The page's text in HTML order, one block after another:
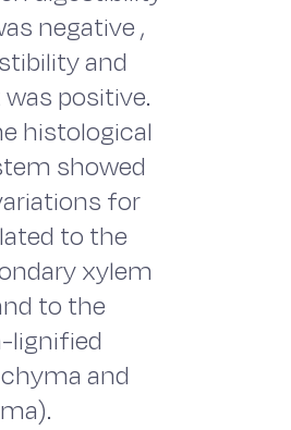
negative ,
and
positive.
histological
showed
for
to the
xylem
to the
lignified
and